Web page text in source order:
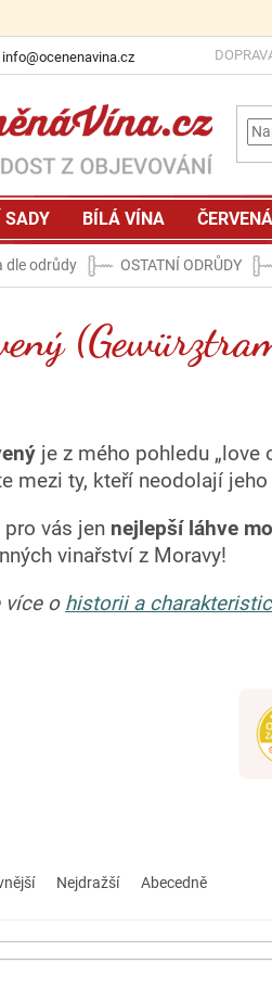
info@ocenenavina.cz
SADY BÍLÁ VÍNA
dle odrůdy OSTATNÍ ODRŮDY
je z mého pohledu „love
mezi ty, kteří neodolají
vás jen nejlepší láhve
vinařství z Moravy!
více o historii a
Nejdražší Abecedně